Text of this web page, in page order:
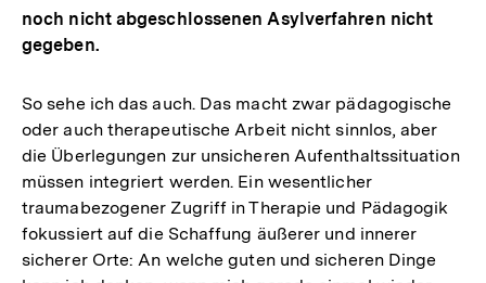
noch nicht abgeschlossenen Asylverfahren nicht
gegeben.
So sehe ich das auch. Das macht zwar pädagogische
oder auch therapeutische Arbeit nicht sinnlos, aber
die Überlegungen zur unsicheren Aufenthaltssituation
müssen integriert werden. Ein wesentlicher
traumabezogener Zugriff in Therapie und Pädagogik
fokussiert auf die Schaffung äußerer und innerer
sicherer Orte: An welche guten und sicheren Dinge